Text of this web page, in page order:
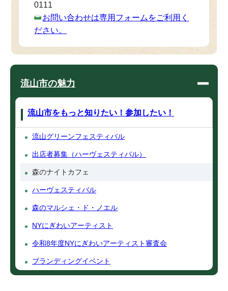
0111
お問い合わせは専用フォームをご利用く
ださい。
流山市の魅力
流山市をもっと知りたい！参加したい！
流山グリーンフェスティバル
出店者募集（ハーヴェスティバル）
森のナイトカフェ
ハーヴェスティバル
森のマルシェ・ド・ノエル
NYにぎわいアーティスト
令和8年度NYにぎわいアーティスト審査会
ブランディングイベント